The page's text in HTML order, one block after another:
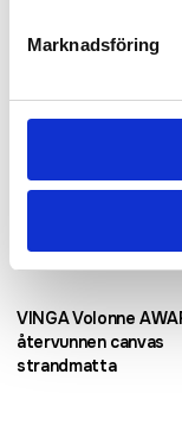
Marknadsföring
Recycled
VINGA Volonne
återvunnen canvas
strandmatta